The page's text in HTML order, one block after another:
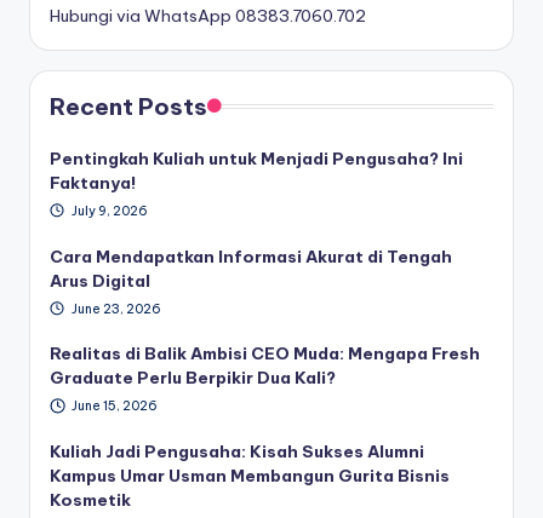
Hubungi via WhatsApp 08383.7060.702
Recent Posts
Pentingkah Kuliah untuk Menjadi Pengusaha? Ini
Faktanya!
July 9, 2026
Cara Mendapatkan Informasi Akurat di Tengah
Arus Digital
June 23, 2026
Realitas di Balik Ambisi CEO Muda: Mengapa Fresh
Graduate Perlu Berpikir Dua Kali?
June 15, 2026
Kuliah Jadi Pengusaha: Kisah Sukses Alumni
Kampus Umar Usman Membangun Gurita Bisnis
Kosmetik